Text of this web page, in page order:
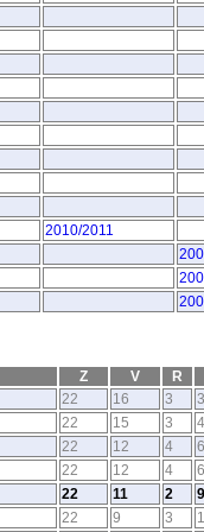
2010/2011
Z V
R
22 16 3
3
22 15 3
4
22 12 4
6
22 12 4
6
22 11 2
9
22 9 3